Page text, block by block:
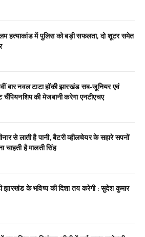
हत्याकांड में पुलिस को बड़ी सफलता, दो शूटर समेत
बार नवल टाटा हॉकी झारखंड सब-जूनियर एवं
की मेजबानी करेगा एनटीएचए
से लाती है पानी, बैटरी व्हीलचेयर के सहारे सपनों
चाहती है मालती सिंह
झारखंड के भविष्य की दिशा तय करेगी : सुदेश कुमार